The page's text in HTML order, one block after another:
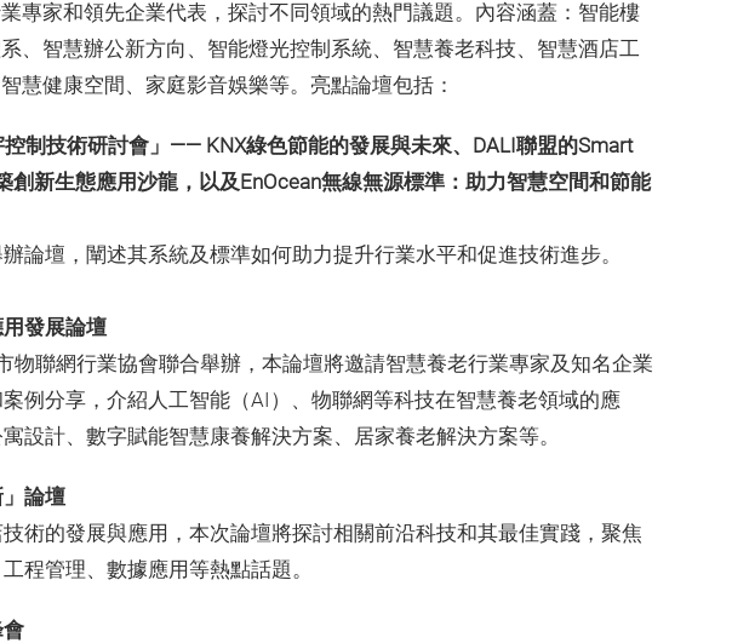
專家和領先企業代表，探討不同領域的熱門議題。內容涵蓋：智能樓
、智慧辦公新方向、智能燈光控制系統、智慧養老科技、智慧酒店工
慧健康空間、家庭影音娛樂等。亮點論壇包括：
控制技術研討會」—— KNX綠色節能的發展與未來、DALI聯盟的Smart
創新生態應用沙龍，以及EnOcean無線無源標準：助力智慧空間和節能
論壇，闡述其系統及標準如何助力提升行業水平和促進技術進步。
發展論壇
物聯網行業協會聯合舉辦，本論壇將邀請智慧養老行業專家及知名企業
例分享，介紹人工智能（AI）、物聯網等科技在智慧養老領域的應
設計、數字賦能智慧康養解決方案、居家養老解決方案等。
」論壇
術的發展與應用，本次論壇將探討相關前沿科技和其最佳實踐，聚焦
程管理、數據應用等熱點話題。